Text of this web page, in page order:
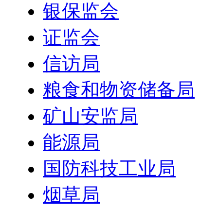
银保监会
证监会
信访局
粮食和物资储备局
矿山安监局
能源局
国防科技工业局
烟草局